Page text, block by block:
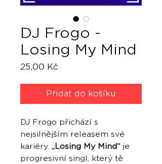
DJ Frogo -
Losing My Mind
25,00 Kč
Přidat do košíku
DJ Frogo přichází s
nejsilnějším releasem své
kariéry. „Losing My Mind“ je
progresivní singl, který tě